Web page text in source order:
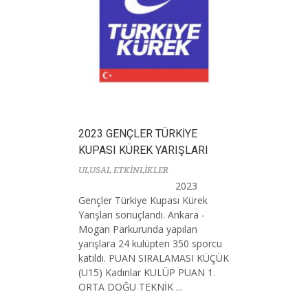
2023 GENÇLER TÜRKİYE
KUPASI KÜREK YARIŞLARI
ULUSAL ETKİNLİKLER
2023
Gençler Türkiye Kupası Kürek
Yarışları sonuçlandı. Ankara -
Mogan Parkurunda yapılan
yarışlara 24 kulüpten 350 sporcu
katıldı. PUAN SIRALAMASI KÜÇÜK
(U15) Kadınlar KULÜP PUAN 1.
ORTA DOĞU TEKNİK ...